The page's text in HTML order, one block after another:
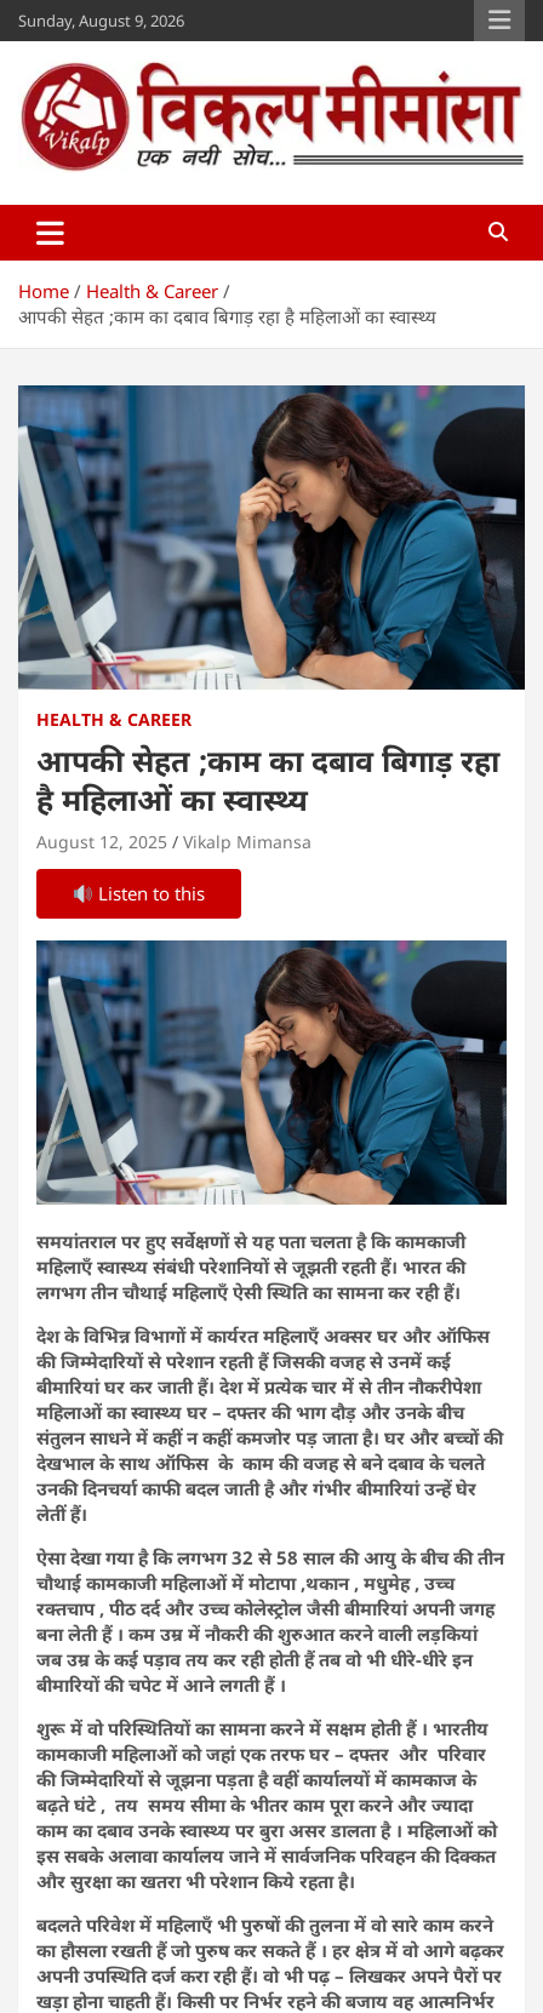
Skip
to
content
Sunday, August 9, 2026
Vikalp Mimansa
Home
Health & Career
आपकी सेहत ;काम का दबाव बिगाड़ रहा है महिलाओं का स्वास्थ्य
HEALTH & CAREER
आपकी सेहत ;काम का दबाव बिगाड़ रहा
है महिलाओं का स्वास्थ्य
August 12, 2025 Vikalp Mimansa
Listen to this
समयांतराल पर हुए सर्वेक्षणों से यह पता चलता है कि कामकाजी
महिलाएँ स्वास्थ्य संबंधी परेशानियों से जूझती रहती हैं। भारत की
लगभग तीन चौथाई महिलाएँ ऐसी स्थिति का सामना कर रही हैं।
देश के विभिन्न विभागों में कार्यरत महिलाएँ अक्सर घर और ऑफिस
की जिम्मेदारियों से परेशान रहती हैं जिसकी वजह से उनमें कई
बीमारियां घर कर जाती हैं। देश में प्रत्येक चार में से तीन नौकरीपेशा
महिलाओं का स्वास्थ्य घर – दफ्तर की भाग दौड़ और उनके बीच
संतुलन साधने में कहीं न कहीं कमजोर पड़ जाता है। घर और बच्चों की
देखभाल के साथ ऑफिस के काम की वजह से बने दबाव के चलते
उनकी दिनचर्या काफी बदल जाती है और गंभीर बीमारियां उन्हें घेर
लेतीं हैं।
ऐसा देखा गया है कि लगभग 32 से 58 साल की आयु के बीच की तीन
चौथाई कामकाजी महिलाओं में मोटापा ,थकान , मधुमेह , उच्च
रक्तचाप , पीठ दर्द और उच्च कोलेस्ट्रोल जैसी बीमारियां अपनी जगह
बना लेती हैं । कम उम्र में नौकरी की शुरुआत करने वाली लड़कियां
जब उम्र के कई पड़ाव तय कर रही होती हैं तब वो भी धीरे-धीरे इन
बीमारियों की चपेट में आने लगती हैं ।
शुरू में वो परिस्थितियों का सामना करने में सक्षम होती हैं । भारतीय
कामकाजी महिलाओं को जहां एक तरफ घर – दफ्तर और परिवार
की जिम्मेदारियों से जूझना पड़ता है वहीं कार्यालयों में कामकाज के
बढ़ते घंटे , तय समय सीमा के भीतर काम पूरा करने और ज्यादा
काम का दबाव उनके स्वास्थ्य पर बुरा असर डालता है । महिलाओं को
इस सबके अलावा कार्यालय जाने में सार्वजनिक परिवहन की दिक्कत
और सुरक्षा का खतरा भी परेशान किये रहता है।
बदलते परिवेश में महिलाएँ भी पुरुषों की तुलना में वो सारे काम करने
का हौसला रखती हैं जो पुरुष कर सकते हैं । हर क्षेत्र में वो आगे बढ़कर
अपनी उपस्थिति दर्ज करा रही हैं। वो भी पढ़ – लिखकर अपने पैरों पर
खड़ा होना चाहती हैं। किसी पर निर्भर रहने की बजाय वह आत्मनिर्भर